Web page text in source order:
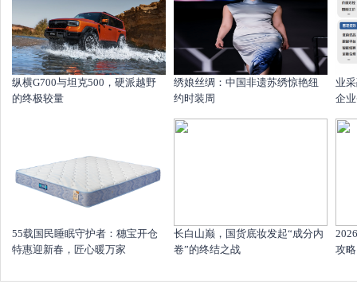
纵横G700与坦克500，硬派越野
的终极较量
绣娘丝绸：中国非遗苏绣惊艳纽
约时装周
业
企
55载国民睡眠守护者：穗宝开仓
特惠迎新春，匠心暖万家
长白山巅，国货底妆发起“成分内
卷”的终结之战
攻略